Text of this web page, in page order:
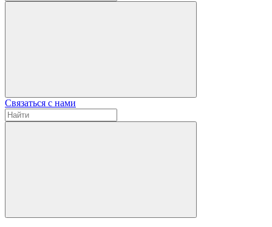
Связаться с нами